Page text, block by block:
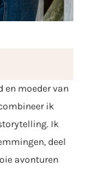
en moeder van
ik
Ik
deel
avonturen